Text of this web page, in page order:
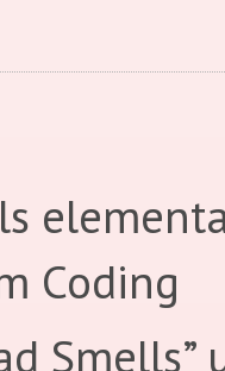
Coding
Smells”